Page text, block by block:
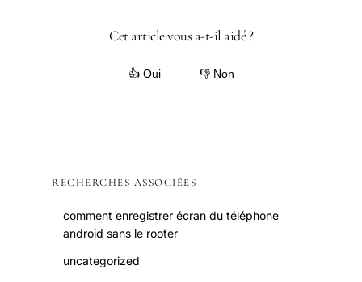
Cet article vous a-t-il aidé ?
👍 Oui 👎 Non
RECHERCHES ASSOCIÉES
comment enregistrer écran du téléphone
android sans le rooter
uncategorized